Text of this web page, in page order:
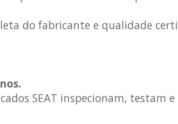
do fabricante e qualidade
SEAT inspecionam, testam